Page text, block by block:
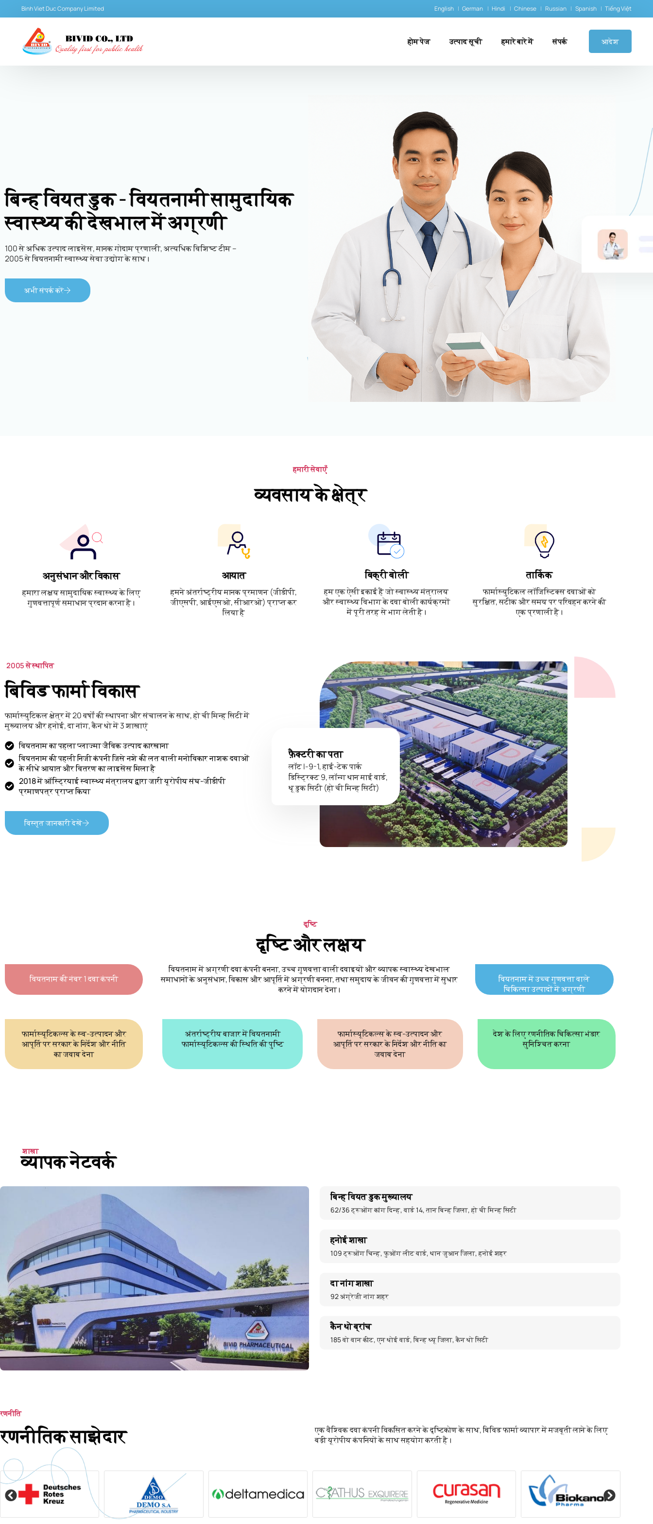
Binh Viet Duc Company Limited English German Hindi Chinese Russian Spanish Tiếng Việt
होम पेज उत्पाद सूची हमारे बारे में संपर्क आदेश
बिन्ह वियत डुक - वियतनामी सामुदायिक
स्वास्थ्य की देखभाल में अग्रणी
100 से अधिक उत्पाद लाइसेंस, मानक गोदाम प्रणाली, अत्यधिक विशिष्ट टीम –
2005 से वियतनामी स्वास्थ्य सेवा उद्योग के साथ।
अभी संपर्क करें
हमारी सेवाएँ
व्यवसाय के क्षेत्र
अनुसंधान और विकास
हमारा लक्ष्य सामुदायिक स्वास्थ्य के लिए
गुणवत्तापूर्ण समाधान प्रदान करना है।
आयात
हमने अंतर्राष्ट्रीय मानक प्रमाणन (जीडीपी,
जीएसपी, आईएसओ, सीआरओ) प्राप्त कर
लिया है
बिक्री बोली
हम एक ऐसी इकाई हैं जो स्वास्थ्य मंत्रालय
और स्वास्थ्य विभाग के दवा बोली कार्यक्रमों
में पूरी तरह से भाग लेती है।
तार्किक
फार्मास्युटिकल लॉजिस्टिक्स दवाओं को
सुरक्षित, सटीक और समय पर परिवहन करने की
एक प्रणाली है।
2005 से स्थापित
बिविड फार्मा विकास
फार्मास्युटिकल क्षेत्र में 20 वर्षों की स्थापना और संचालन के साथ, हो ची मिन्ह सिटी में
मुख्यालय और हनोई, दा नांग, कैन थो में 3 शाखाएं
वियतनाम का पहला प्लाज्मा जैविक उत्पाद कारखाना
वियतनाम की पहली निजी कंपनी जिसे नशे की लत वाली मनोविकार नाशक दवाओं
के सीधे आयात और वितरण का लाइसेंस मिला है
2018 में ऑस्ट्रियाई स्वास्थ्य मंत्रालय द्वारा जारी यूरोपीय संघ-जीडीपी
प्रमाणपत्र प्राप्त किया
विस्तृत जानकारी देखें
फ़ैक्टरी का पता
लॉट I-9-1, हाई-टेक पार्क
डिस्ट्रिक्ट 9, लॉन्ग थान माई वार्ड,
थू डुक सिटी (हो ची मिन्ह सिटी)
दृष्टि
दृष्टि और लक्ष्य
वियतनाम की नंबर 1 दवा कंपनी
वियतनाम में अग्रणी दवा कंपनी बनना, उच्च गुणवत्ता वाली दवाइयों और व्यापक स्वास्थ्य देखभाल
समाधानों के अनुसंधान, विकास और आपूर्ति में अग्रणी बनना, तथा समुदाय के जीवन की गुणवत्ता में सुधार
करने में योगदान देना।
वियतनाम में उच्च गुणवत्ता वाले
चिकित्सा उत्पादों में अग्रणी
फार्मास्यूटिकल्स के स्व-उत्पादन और
आपूर्ति पर सरकार के निर्देश और नीति
का जवाब देना
अंतर्राष्ट्रीय बाजार में वियतनामी
फार्मास्यूटिकल्स की स्थिति की पुष्टि
फार्मास्यूटिकल्स के स्व-उत्पादन और
आपूर्ति पर सरकार के निर्देश और नीति का
जवाब देना
देश के लिए रणनीतिक चिकित्सा भंडार
सुनिश्चित करना
शाखा
व्यापक नेटवर्क
बिन्ह वियत डुक मुख्यालय
62/36 ट्रूओंग कांग दिन्ह, वार्ड 14, तान बिन्ह जिला, हो ची मिन्ह सिटी
हनोई शाखा
109 ट्रूओंग चिन्ह, फुओंग लीट वार्ड, थान जुआन जिला, हनोई शहर
दा नांग शाखा
92 अंग्रेजी नांग शहर
कैन थो ब्रांच
185 वो वान कीट, एन थोई वार्ड, बिन्ह थ्यू जिला, कैन थो सिटी
रणनीति
रणनीतिक साझेदार
एक वैश्विक दवा कंपनी विकसित करने के दृष्टिकोण के साथ, बिविड फार्मा व्यापार में मजबूती लाने के लिए
बड़ी यूरोपीय कंपनियों के साथ सहयोग करती है।